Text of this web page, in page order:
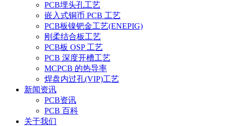
PCB埋头孔工艺
嵌入式铜币 PCB 工艺
PCB板镍钯金工艺(ENEPIG)
刚柔结合板工艺
PCB板 OSP 工艺
PCB 深度开槽工艺
MCPCB 的热导率
焊盘内过孔(VIP)工艺
新闻资讯
PCB资讯
PCB 百科
关于我们